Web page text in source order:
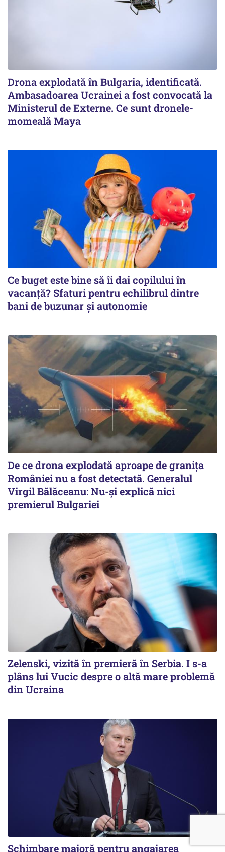
Drona explodată în Bulgaria, identificată.
Ambasadoarea Ucrainei a fost convocată la
Ministerul de Externe. Ce sunt dronele-
momeală Maya
Ce buget este bine să îi dai copilului în
vacanță? Sfaturi pentru echilibrul dintre
bani de buzunar și autonomie
De ce drona explodată aproape de granița
României nu a fost detectată. Generalul
Virgil Bălăceanu: Nu-și explică nici
premierul Bulgariei
Zelenski, vizită în premieră în Serbia. I s-a
plâns lui Vucic despre o altă mare problemă
din Ucraina
Schimbare majoră pentru angajarea